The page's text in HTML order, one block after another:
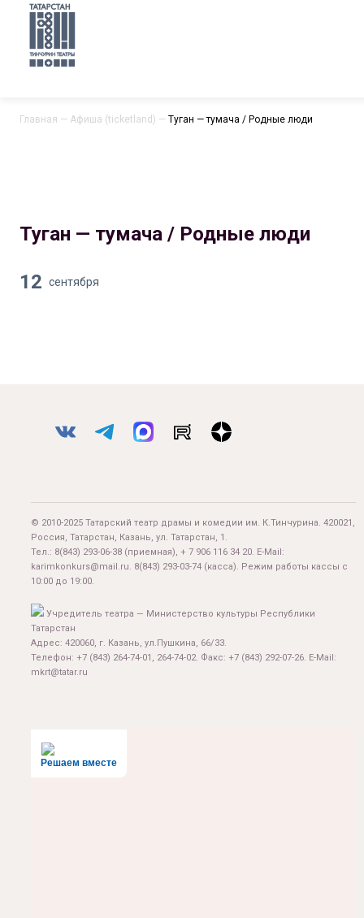
Главная — Афиша (ticketland) — Туган — тумача / Родные люди
Туган — тумача / Родные люди
12 сентября
© 2010-2025 Татарский театр драмы и комедии им. К.Тинчурина. 420021,
Россия, Татарстан, Казань, ул. Татарстан, 1.
Тел.: 8(843) 293-06-38 (приемная), + 7 906 116 34 20. E-Mail:
karimkonkurs@mail.ru. 8(843) 293-03-74 (касса). Режим работы кассы с
10:00 до 19:00.
Учредитель театра — Министерство культуры Республики
Татарстан
Адрес: 420060, г. Казань, ул.Пушкина, 66/33.
Телефон: +7 (843) 264-74-01, 264-74-02. Факс: +7 (843) 292-07-26. E-Mail:
mkrt@tatar.ru
Решаем вместе